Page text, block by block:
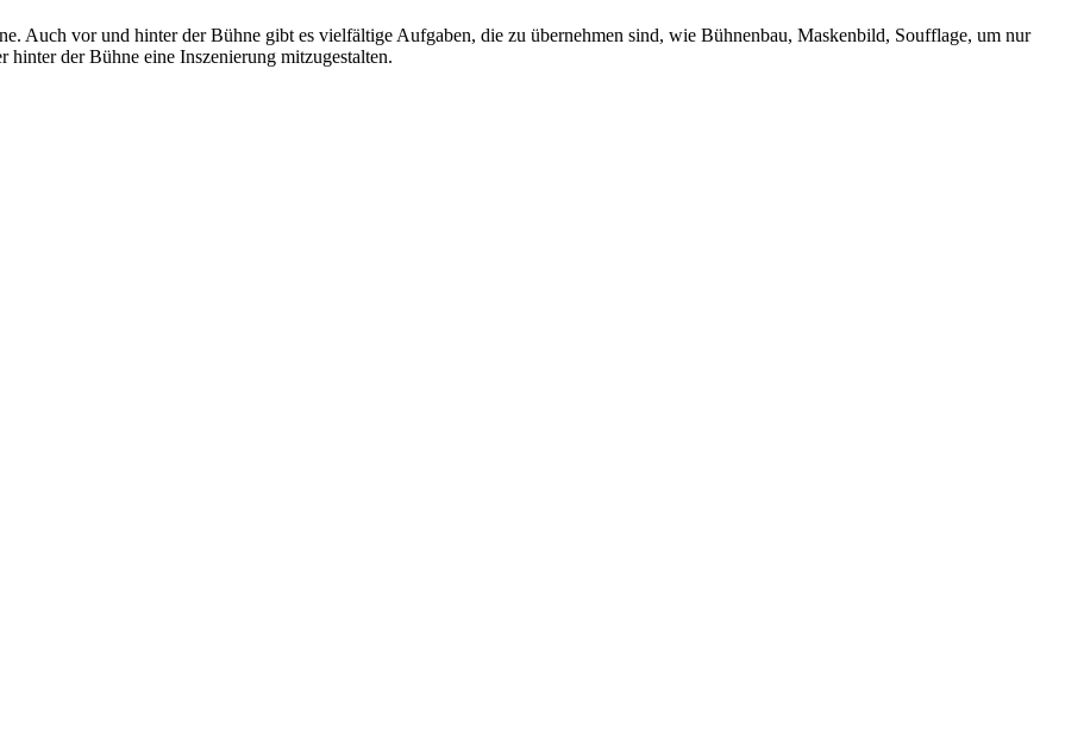
Auch vor und hinter der Bühne gibt es vielfältige Aufgaben, die zu übernehmen sind, wie Bühnenbau, Maskenbild, Soufflage, um nur
der Bühne eine Inszenierung mitzugestalten.